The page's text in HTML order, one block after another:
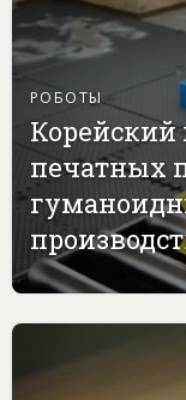
РОБОТЫ
Корейский
печатных